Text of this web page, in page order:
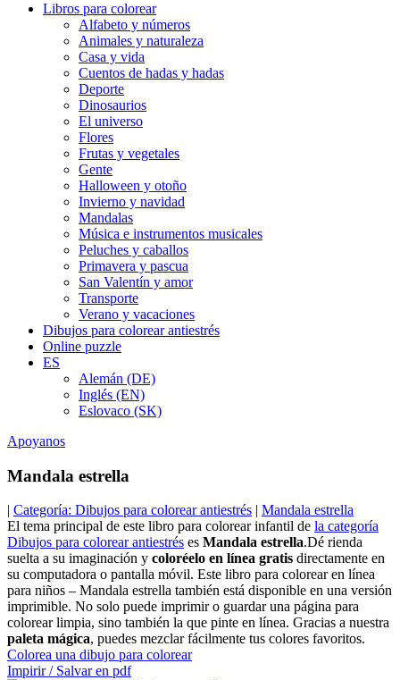
Libros para colorear
Alfabeto y números
Animales y naturaleza
Casa y vida
Cuentos de hadas y hadas
Deporte
Dinosaurios
El universo
Flores
Frutas y vegetales
Gente
Halloween y otoño
Invierno y navidad
Mandalas
Música e instrumentos musicales
Peluches y caballos
Primavera y pascua
San Valentín y amor
Transporte
Verano y vacaciones
Dibujos para colorear antiestrés
Online puzzle
ES
Alemán (DE)
Inglés (EN)
Eslovaco (SK)
Apoyanos
Mandala estrella
| Categoría: Dibujos para colorear antiestrés | Mandala estrella
El tema principal de este libro para colorear infantil de la categoría
Dibujos para colorear antiestrés es Mandala estrella.Dé rienda
suelta a su imaginación y coloréelo en línea gratis directamente en
su computadora o pantalla móvil. Este libro para colorear en línea
para niños – Mandala estrella también está disponible en una versión
imprimible. No solo puede imprimir o guardar una página para
colorear limpia, sino también la que pinte en línea. Gracias a nuestra
paleta mágica, puedes mezclar fácilmente tus colores favoritos.
Colorea una dibujo para colorear
Impirir / Salvar en pdf